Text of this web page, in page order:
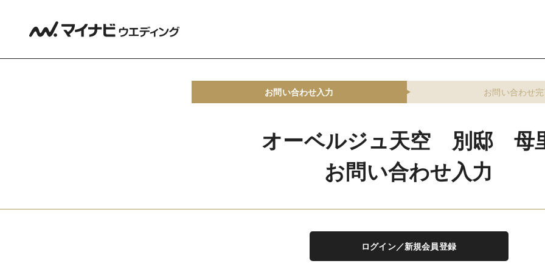
お問い合わせ入力 お問い合わせ
オーベルジュ天空 別邸 母
お問い合わせ入力
ログイン／新規会員登録